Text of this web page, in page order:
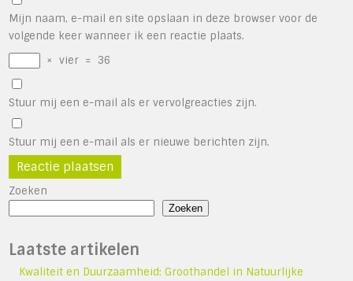
Mijn naam, e-mail en site opslaan in deze browser voor de
volgende keer wanneer ik een reactie plaats.
×
vier = 36
Stuur mij een e-mail als er vervolgreacties zijn.
Stuur mij een e-mail als er nieuwe berichten zijn.
Zoeken
Zoeken
Laatste artikelen
Kwaliteit en Duurzaamheid: Groothandel in Natuurlijke